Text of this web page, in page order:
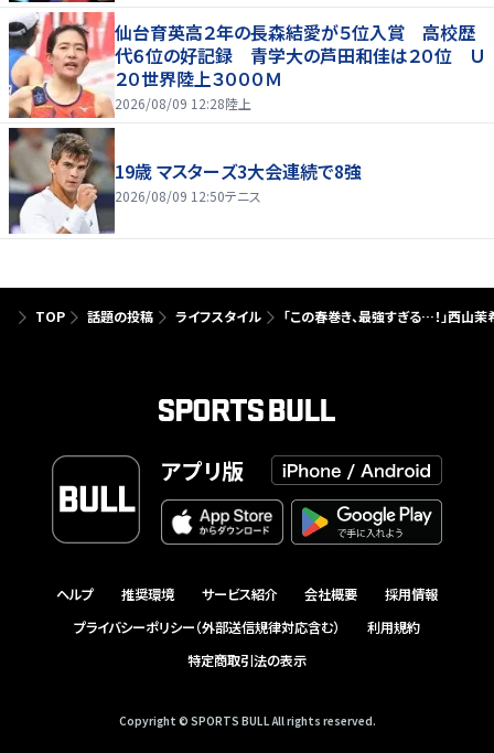
仙台育英高２年の長森結愛が５位入賞 高校歴
代６位の好記録 青学大の芦田和佳は２０位 Ｕ
２０世界陸上３０００Ｍ
2026/08/09 12:28陸上
19歳 マスターズ3大会連続で8強
2026/08/09 12:50テニス
TOP 話題の投稿 ライフスタイル 「この春巻き、最強すぎる…！」西山
アプリ版
ヘルプ 推奨環境 サービス紹介 会社概要
採用情報
プライバシーポリシー（外部送信規律対応含む）
利用規約
特定商取引法の表示
Copyright © SPORTS BULL All rights reserved.